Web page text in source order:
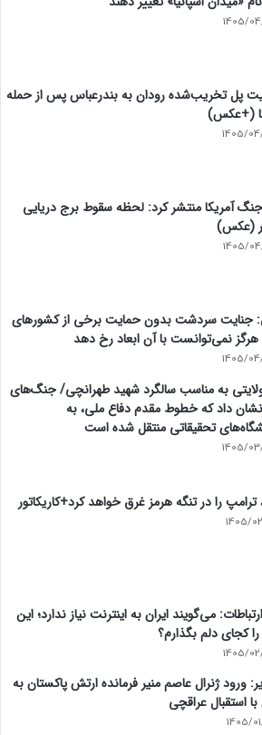
1405/
پل تخریب‌شده رودان به بندرعباس پس از حمله
(+عکس)
1405/
آمریکا منتشر کرد: لحظه سقوط برج دریایی
(عکس)
1405/
جنایت سردشت بدون حمایت برخی از کشورهای
نمی‌توانست با آن ابعاد رخ دهد
1405/
به مناسب سالگرد شهید طهرانچی/ جنگ‌های
داد که خطوط مقدم دفاع ملی، به
تحقیقاتی منتقل شده است
1405/
ترامپ را در تنگه هرمز غرق خواهد کرد+کاریکاتور
1405/
می‌گویند ایران به اینترنت نیاز ندارد؛ این
کجای دلم بگذارم؟
1405/
ورود ژنرال عاصم منیر فرمانده ارتش پاکستان به
با استقبال عراقچی
1405/